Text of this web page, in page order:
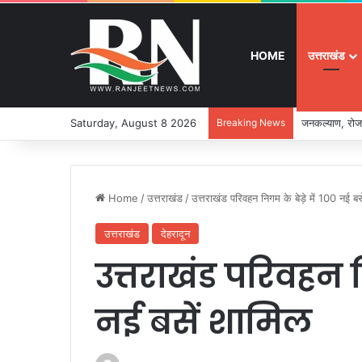
HOME उत्तराखंड
Saturday, August 8 2026 Breaking News जनकल्याण,
Home /उत्तराखंड /उत्तराखंड परिवहन निगम के बेड़े में 100 नई
उत्तराखंड देहरादून
उत्तराखंड
नई बसें शामिल